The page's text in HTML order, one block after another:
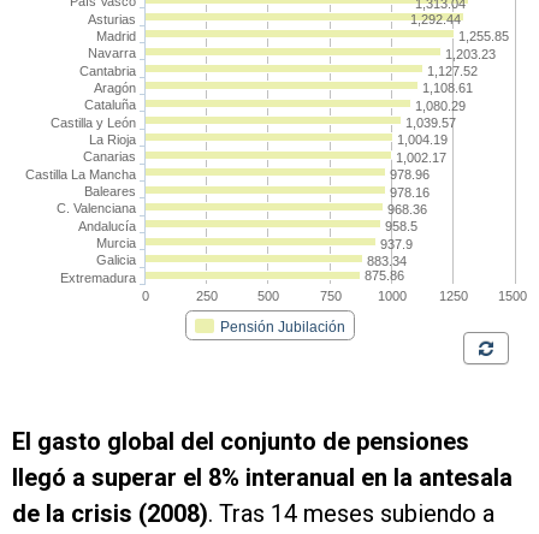
El gasto global del conjunto de pensiones
llegó a superar el 8% interanual en la antesala
de la crisis (2008). Tras 14 meses subiendo a